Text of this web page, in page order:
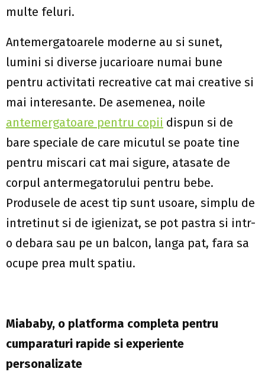
multe feluri.
Antemergatoarele moderne au si sunet,
lumini si diverse jucarioare numai bune
pentru activitati recreative cat mai creative si
mai interesante. De asemenea, noile
antemergatoare pentru copii dispun si de
bare speciale de care micutul se poate tine
pentru miscari cat mai sigure, atasate de
corpul antermegatorului pentru bebe.
Produsele de acest tip sunt usoare, simplu de
intretinut si de igienizat, se pot pastra si intr-
o debara sau pe un balcon, langa pat, fara sa
ocupe prea mult spatiu.
Miababy, o platforma completa pentru
cumparaturi rapide si experiente
personalizate